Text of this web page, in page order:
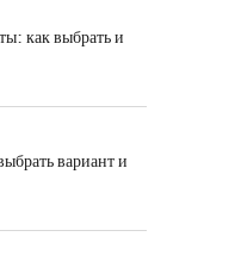
как выбрать и
вариант и